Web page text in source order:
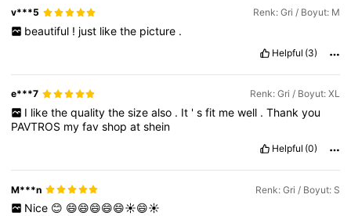
v***5 Renk: Gri / Boyut: M
beautiful ! just like the picture .
Helpful (3)
e***7 Renk: Gri / Boyut: XL
I like the quality the size also . It ' s fit me well . Thank you
PAVTROS myfavshopatshein
Helpful (0)
M***n Renk: Gri / Boyut: S
Nice 😊 😄😄😄😄😄☀️😄☀️